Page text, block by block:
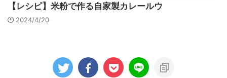
【レシピ】米粉で作る自家製カレールウ
2024/4/20